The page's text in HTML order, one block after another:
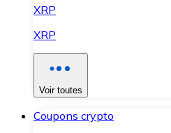
XRP
XRP
Voir toutes
Coupons crypto